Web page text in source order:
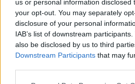
us or personal information disclosed
your opt-out. You may separately
disclosure of your personal
IAB’s list of downstream
also be disclosed by us to third
Downstream Participants that may
Gasolina 98
0,00€ 0l.- 0,00€
Gasoil
0,00€ 0 l.- 0,00€
Bio diesel
0,00€ 0l.- 0,00€
Estado del tráfico e
Paraje San Juan Distrito